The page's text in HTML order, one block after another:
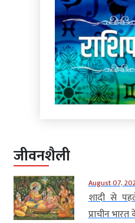
जीवनशैली
August 07,
शादी से
प्राचीन भारत